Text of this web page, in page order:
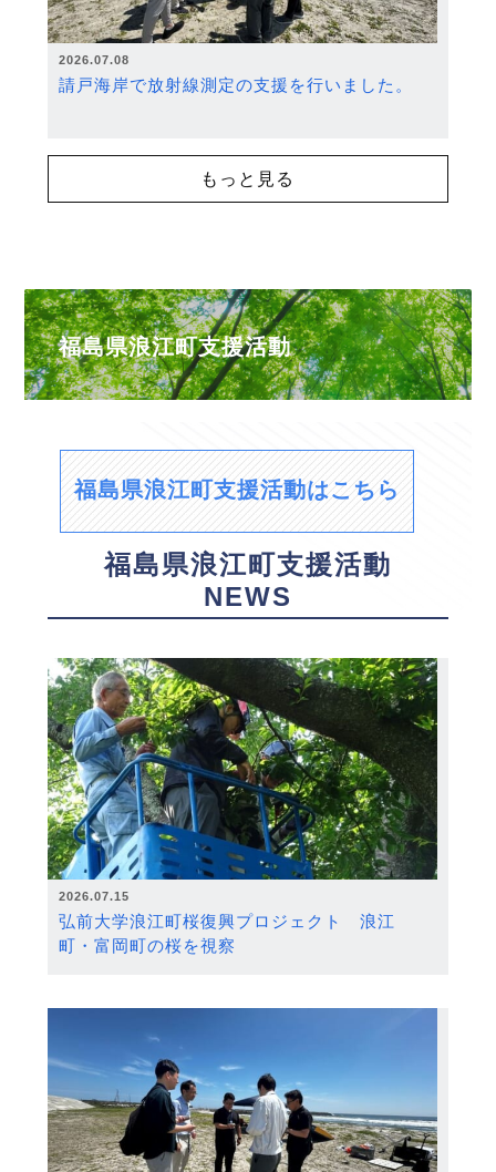
2026.07.08
請戸海岸で放射線測定の支援を行いました。
もっと見る
福島県浪江町支援活動
福島県浪江町支援活動はこちら
福島県浪江町支援活動
NEWS
2026.07.15
弘前大学浪江町桜復興プロジェクト 浪江
町・富岡町の桜を視察